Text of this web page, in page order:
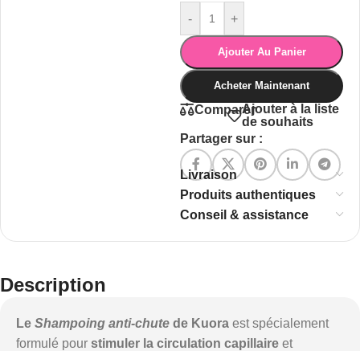
- +
Ajouter Au Panier
Acheter Maintenant
ComparerAjouter à la liste
de souhaits
Partager sur :
Livraison
Produits authentiques
Conseil & assistance
Description
Le Shampoing anti-chute de Kuora est spécialement
formulé pour stimuler la circulation capillaire et